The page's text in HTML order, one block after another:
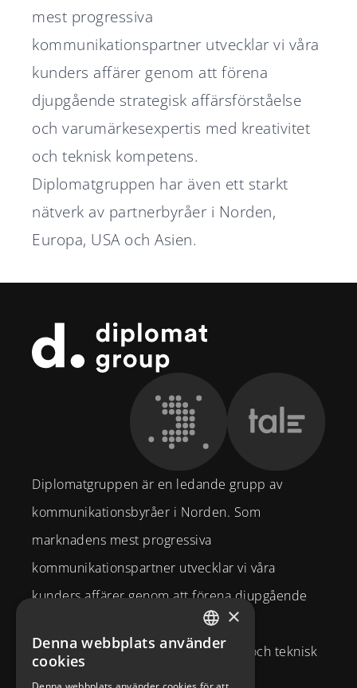
mest progressiva
kommunikationspartner utvecklar vi våra
kunders affärer genom att förena
djupgående strategisk affärsförståelse
och varumärkesexpertis med kreativitet
och teknisk kompetens.
Diplomatgruppen har även ett starkt
nätverk av partnerbyråer i Norden,
Europa, USA och Asien.
Sidfot
Diplomatgruppen är en ledande grupp av
kommunikationsbyråer i Norden. Som
marknadens mest progressiva
kommunikationspartner utvecklar vi våra
kunders affärer genom att förena djupgående
strategisk affärsförståelse och
varumärkesexpertis med kreativitet och teknisk
kompetens.
SWEDISH
×
Denna webbplats använder
cookies